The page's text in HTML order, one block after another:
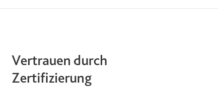
Vertrauen durch
Zertifizierung